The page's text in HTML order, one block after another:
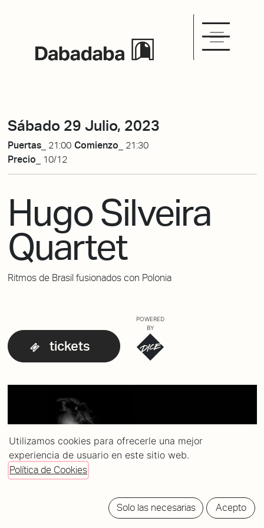
Sábado 29 Julio, 2023
Puertas_ 21:00 Comienzo_ 21:30
Precio_
10/12
Hugo Silveira
Quartet
Ritmos de Brasil fusionados con Polonia
tickets
POWERED
BY
Utilizamos cookies para ofrecerle una mejor
experiencia de usuario en este sitio web.
Política de Cookies
Solo las necesarias Acepto